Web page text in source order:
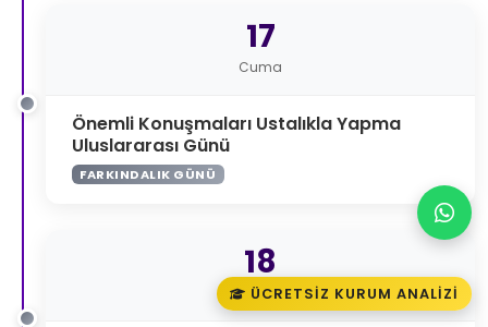
17
Cuma
Önemli Konuşmaları Ustalıkla Yapma
Uluslararası Günü
FARKINDALIK GÜNÜ
18
Cumartesi
ÜCRETSIZ KURUM ANALIZI